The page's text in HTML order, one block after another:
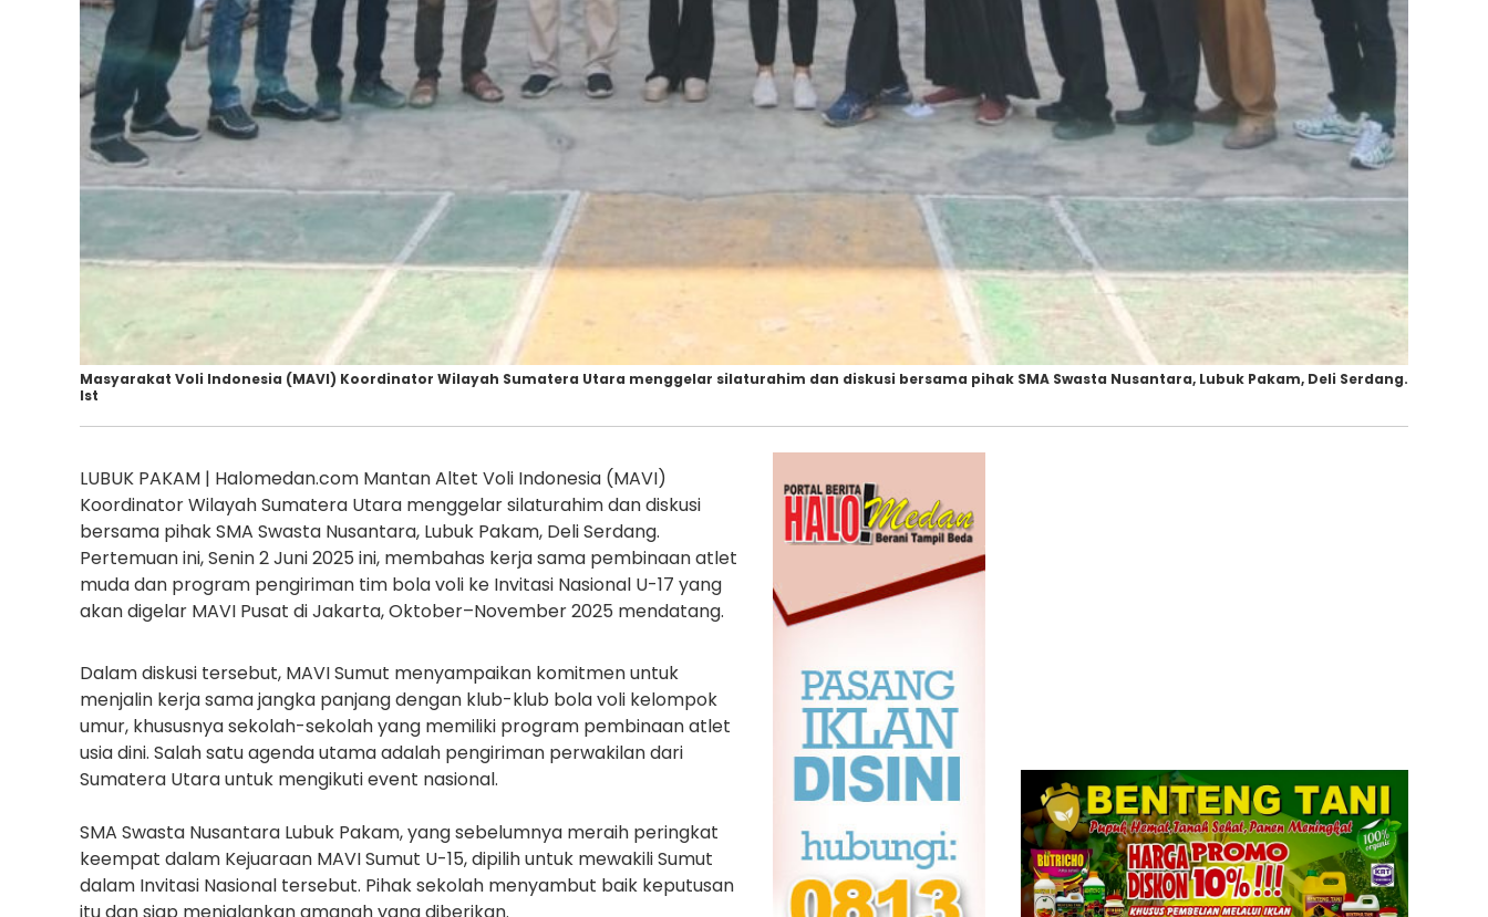
Masyarakat Voli Indonesia (MAVI) Koordinator Wilayah Sumatera Utara menggelar silaturahim dan diskusi bersama pihak SMA Swasta Nusantara, Lubuk Pakam, Deli Serdang.
Ist
LUBUK PAKAM | Halomedan.com Mantan Altet Voli Indonesia (MAVI)
Koordinator Wilayah Sumatera Utara menggelar silaturahim dan diskusi
bersama pihak SMA Swasta Nusantara, Lubuk Pakam, Deli Serdang.
Pertemuan ini, Senin 2 Juni 2025 ini, membahas kerja sama pembinaan atlet
muda dan program pengiriman tim bola voli ke Invitasi Nasional U-17 yang
akan digelar MAVI Pusat di Jakarta, Oktober–November 2025 mendatang.
Dalam diskusi tersebut, MAVI Sumut menyampaikan komitmen untuk
menjalin kerja sama jangka panjang dengan klub-klub bola voli kelompok
umur, khususnya sekolah-sekolah yang memiliki program pembinaan atlet
usia dini. Salah satu agenda utama adalah pengiriman perwakilan dari
Sumatera Utara untuk mengikuti event nasional.
SMA Swasta Nusantara Lubuk Pakam, yang sebelumnya meraih peringkat
keempat dalam Kejuaraan MAVI Sumut U-15, dipilih untuk mewakili Sumut
dalam Invitasi Nasional tersebut. Pihak sekolah menyambut baik keputusan
itu dan siap menjalankan amanah yang diberikan.